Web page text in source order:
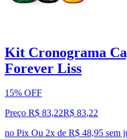
Kit Cronograma
Forever Liss
15% OFF
Preço R$ 83,22R$ 83,22
no Pix Ou 2x de R$ 48,95 sem